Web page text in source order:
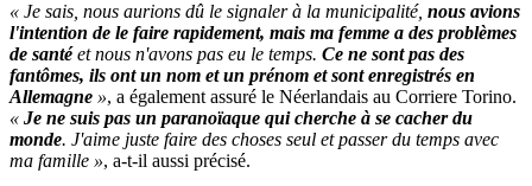
« Je sais, nous aurions dû le signaler à la municipalité, nous avions
l'intention de le faire rapidement, mais ma femme a des problèmes
de santéet nous n'avons pas eu le temps. Ce ne sont pas des
fantômes, ils ont un nom et un prénom et sont enregistrés en
Allemagne », a également assuré le Néerlandais au Corriere Torino.
« Je ne suis pas un paranoïaque qui cherche à se cacher du
monde. J'aime juste faire des choses seul et passer du temps avec
ma famille », a-t-il aussi précisé.